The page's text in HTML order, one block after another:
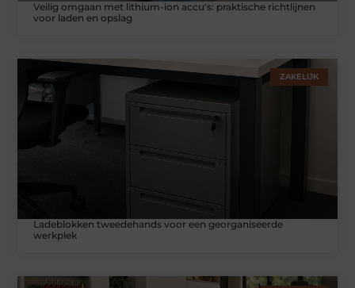
Veilig omgaan met lithium-ion accu's: praktische richtlijnen
voor laden en opslag
ZAKELIJK
Ladeblokken tweedehands voor een georganiseerde
werkplek